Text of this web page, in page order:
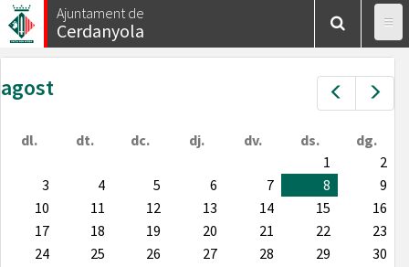
Vés
al
contingut
Ajuntament de
Cerdanyola
Prev
agost
dl. dt. dc. dj. dv. ds.
dg.
1
2
3
4 5 6 7 8
9
10
11 12 13 14 15
16
17
18 19 20 21 22
23
24
25 26 27 28 29
30